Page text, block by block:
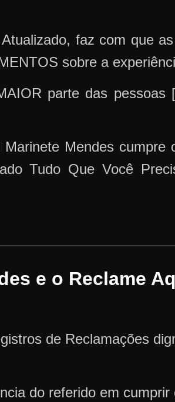
faz com que
sobre a
parte das pessoas
Mendes cumpre
Tudo Que Você
e o Reclame
de Reclamações
do referido em